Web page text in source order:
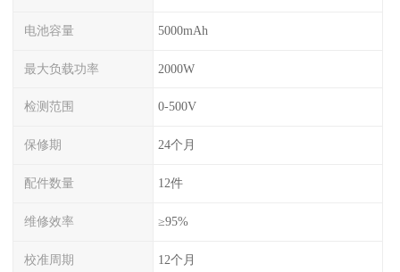
电池容量 5000mAh
最大负载功率 2000W
检测范围 0-500V
保修期 24个月
配件数量 12件
维修效率 ≥95%
校准周期 12个月